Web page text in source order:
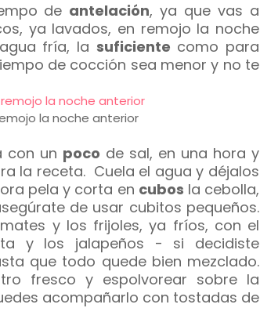
de antelación, ya que vas a
ya lavados, en remojo la noche
fría, la suficiente como para
de cocción sea menor y no te
la noche anterior
con un poco de sal, en una hora y
la receta. Cuela el agua y déjalos
pela y corta en cubos la cebolla,
de usar cubitos pequeños.
y los frijoles, ya fríos, con el
y los jalapeños - si decidiste
que todo quede bien mezclado.
fresco y espolvorear sobre la
acompañarlo con tostadas de